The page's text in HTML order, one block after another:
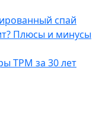
спай
Плюсы и минусы
ТРМ за 30 лет